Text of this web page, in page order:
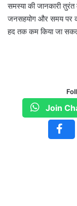
समस्या की जानकारी
जनसहयोग और समय पर
हद तक कम किया जा
Join